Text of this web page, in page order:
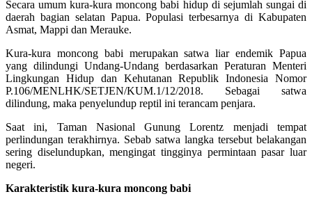
Secara umum kura-kura moncong babi hidup di sejumlah sungai di
daerah bagian selatan Papua. Populasi terbesarnya di Kabupaten
Asmat, Mappi dan Merauke.
Kura-kura moncong babi merupakan satwa liar endemik Papua
yang dilindungi Undang-Undang berdasarkan Peraturan Menteri
Lingkungan Hidup dan Kehutanan Republik Indonesia Nomor
P.106/MENLHK/SETJEN/KUM.1/12/2018. Sebagai satwa
dilindung, maka penyelundup reptil ini terancam penjara.
Saat ini, Taman Nasional Gunung Lorentz menjadi tempat
perlindungan terakhirnya. Sebab satwa langka tersebut belakangan
sering diselundupkan, mengingat tingginya permintaan pasar luar
negeri.
Karakteristik kura-kura moncong babi